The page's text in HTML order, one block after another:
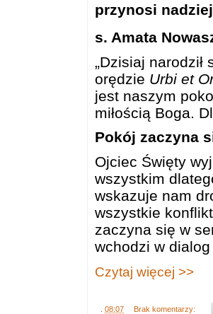
przynosi
s. Amata
„Dzisiaj narodził
orędzie Urbi et
jest naszym
miłością Boga.
Pokój zaczyna
Ojciec Święty
wszystkim
wskazuje nam
wszystkie
zaczyna się w
wchodzi w
Czytaj więcej >>
08:07 Brak komentarzy: